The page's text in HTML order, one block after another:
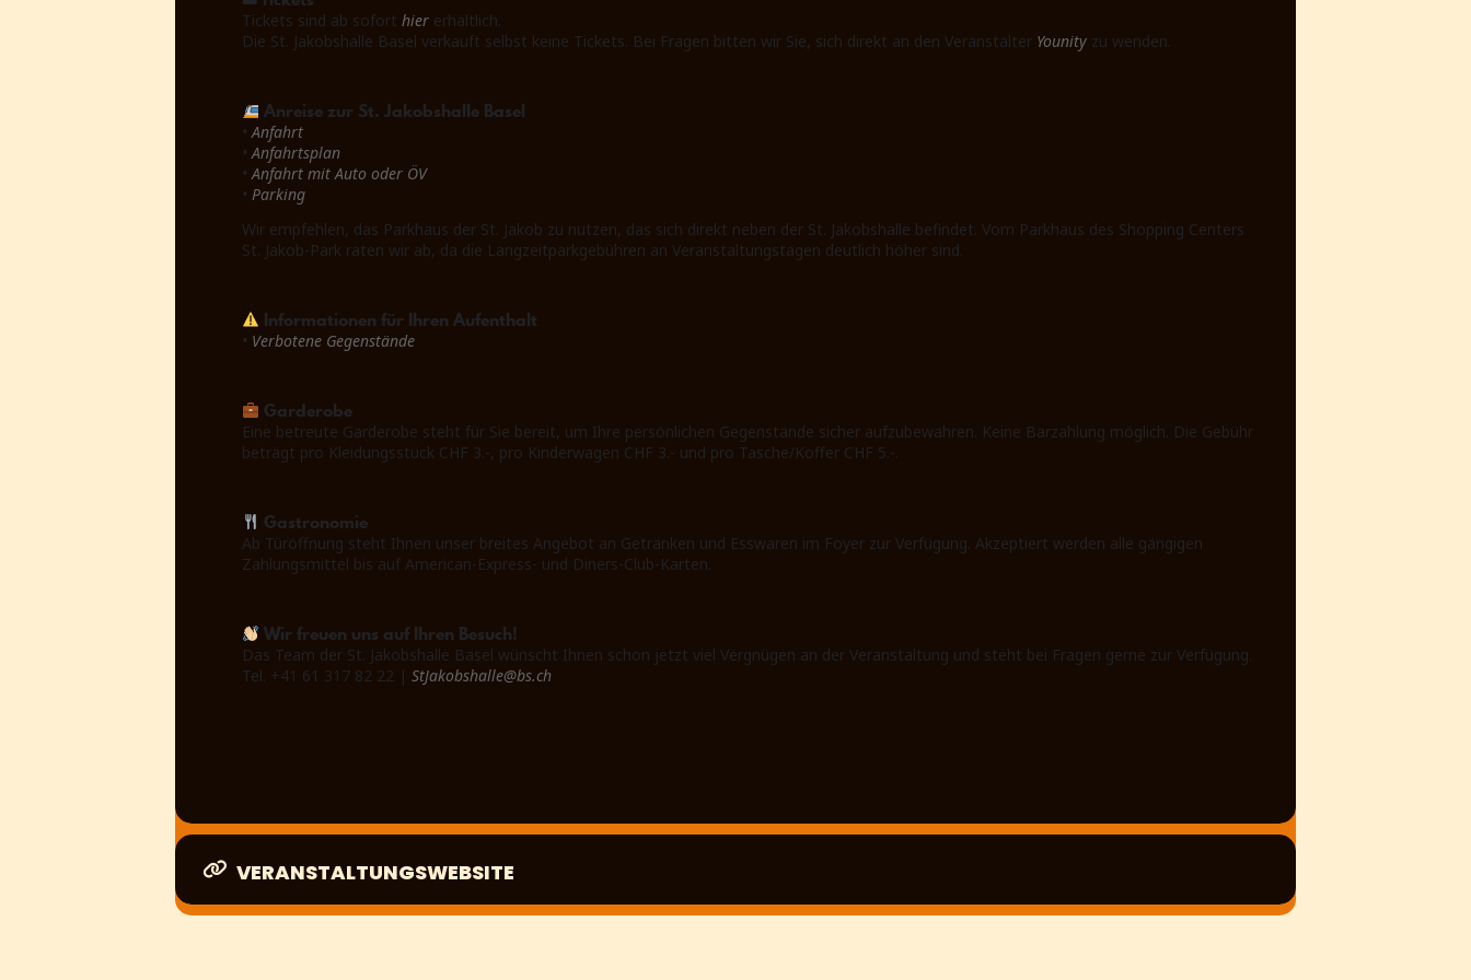
Tickets sind ab sofort hier erhältlich.
Die St. Jakobshalle Basel verkauft selbst keine Tickets. Bei Fragen bitten wir Sie, sich direkt an den Veranstalter Younity zu wenden.
Anreise zur St. Jakobshalle Basel
•Anfahrt
•Anfahrtsplan
•Anfahrt mit Auto oder ÖV
• Parking
Wir empfehlen, das Parkhaus der St. Jakob zu nutzen, das sich direkt neben der St. Jakobshalle befindet. Vom Parkhaus des Shopping Centers
St. Jakob-Park raten wir ab, da die Langzeitparkgebühren an Veranstaltungstagen deutlich höher sind.
Informationen für Ihren Aufenthalt
• Verbotene Gegenstände
Garderobe
Eine betreute Garderobe steht für Sie bereit, um Ihre persönlichen Gegenstände sicher aufzubewahren. Keine Barzahlung möglich. Die Gebühr
beträgt pro Kleidungsstück CHF 3.-, pro Kinderwagen CHF 3.- und pro Tasche/Koffer CHF 5.-.
Gastronomie
Ab Türöffnung steht Ihnen unser breites Angebot an Getränken und Esswaren im Foyer zur Verfügung. Akzeptiert werden alle gängigen
Zahlungsmittel bis auf American-Express- und Diners-Club-Karten.
Wir freuen uns auf Ihren Besuch!
Das Team der St. Jakobshalle Basel wünscht Ihnen schon jetzt viel Vergnügen an der Veranstaltung und steht bei Fragen gerne zur Verfügung.
Tel. +41 61 317 82 22 | StJakobshalle@bs.ch
VERANSTALTUNGSWEBSITE